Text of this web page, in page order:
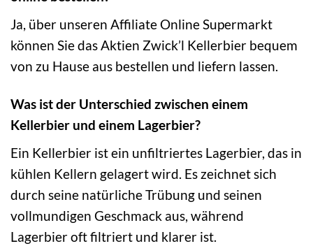
Ja, über unseren Affiliate Online Supermarkt
können Sie das Aktien Zwick’l Kellerbier bequem
von zu Hause aus bestellen und liefern lassen.
Was ist der Unterschied zwischen einem
Kellerbier und einem Lagerbier?
Ein Kellerbier ist ein unfiltriertes Lagerbier, das in
kühlen Kellern gelagert wird. Es zeichnet sich
durch seine natürliche Trübung und seinen
vollmundigen Geschmack aus, während
Lagerbier oft filtriert und klarer ist.